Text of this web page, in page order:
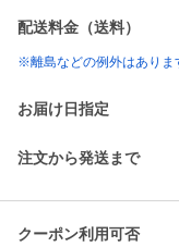
配送料金（送料）
※離島などの例外はありま
お届け日指定
注文から発送まで
クーポン利用可否